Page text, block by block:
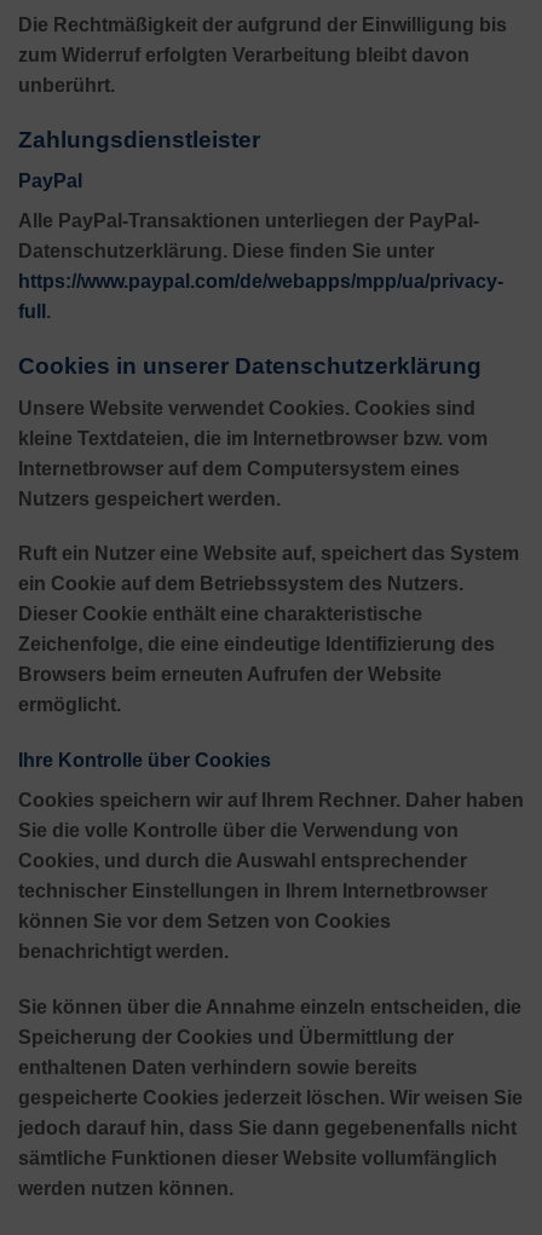
Die Rechtmäßigkeit der aufgrund der Einwilligung bis
zum Widerruf erfolgten Verarbeitung bleibt davon
unberührt.
Zahlungsdienstleister
PayPal
Alle PayPal-Transaktionen unterliegen der PayPal-
Datenschutzerklärung. Diese finden Sie unter
https://www.paypal.com/de/webapps/mpp/ua/privacy-
full .
Cookies in unserer Datenschutzerklärung
Unsere Website verwendet Cookies. Cookies sind
kleine Textdateien, die im Internetbrowser bzw. vom
Internetbrowser auf dem Computersystem eines
Nutzers gespeichert werden.
Ruft ein Nutzer eine Website auf, speichert das System
ein Cookie auf dem Betriebssystem des Nutzers.
Dieser Cookie enthält eine charakteristische
Zeichenfolge, die eine eindeutige Identifizierung des
Browsers beim erneuten Aufrufen der Website
ermöglicht.
Ihre Kontrolle über Cookies
Cookies speichern wir auf Ihrem Rechner. Daher haben
Sie die volle Kontrolle über die Verwendung von
Cookies, und durch die Auswahl entsprechender
technischer Einstellungen in Ihrem Internetbrowser
können Sie vor dem Setzen von Cookies
benachrichtigt werden.
Sie können über die Annahme einzeln entscheiden, die
Speicherung der Cookies und Übermittlung der
enthaltenen Daten verhindern sowie bereits
gespeicherte Cookies jederzeit löschen. Wir weisen Sie
jedoch darauf hin, dass Sie dann gegebenenfalls nicht
sämtliche Funktionen dieser Website vollumfänglich
werden nutzen können.